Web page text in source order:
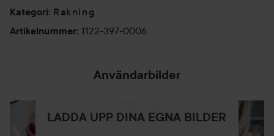
Kategori: Rakning
Artikelnummer: 1122-397-0006
Användarbilder
LADDA UPP DINA EGNA BILDER